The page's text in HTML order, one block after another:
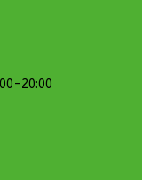
20:00